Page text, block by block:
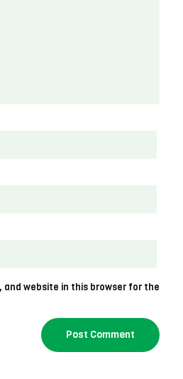
and website in this browser for the